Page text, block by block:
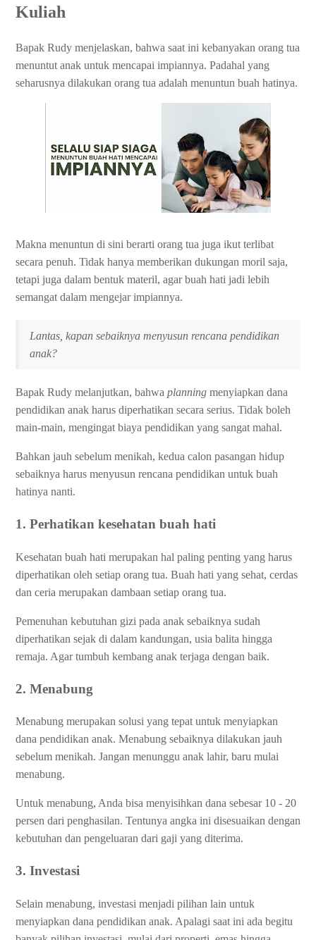
Kuliah
Bapak Rudy menjelaskan, bahwa saat ini kebanyakan orang tua
menuntut anak untuk mencapai impiannya. Padahal yang
seharusnya dilakukan orang tua adalah menuntun buah hatinya.
Makna menuntun di sini berarti orang tua juga ikut terlibat
secara penuh. Tidak hanya memberikan dukungan moril saja,
tetapi juga dalam bentuk materil, agar buah hati jadi lebih
semangat dalam mengejar impiannya.
Lantas, kapan sebaiknya menyusun rencana pendidikan
anak?
Bapak Rudy melanjutkan, bahwa planning menyiapkan dana
pendidikan anak harus diperhatikan secara serius. Tidak boleh
main-main, mengingat biaya pendidikan yang sangat mahal.
Bahkan jauh sebelum menikah, kedua calon pasangan hidup
sebaiknya harus menyusun rencana pendidikan untuk buah
hatinya nanti.
1. Perhatikan kesehatan buah hati
Kesehatan buah hati merupakan hal paling penting yang harus
diperhatikan oleh setiap orang tua. Buah hati yang sehat, cerdas
dan ceria merupakan dambaan setiap orang tua.
Pemenuhan kebutuhan gizi pada anak sebaiknya sudah
diperhatikan sejak di dalam kandungan, usia balita hingga
remaja. Agar tumbuh kembang anak terjaga dengan baik.
2. Menabung
Menabung merupakan solusi yang tepat untuk menyiapkan
dana pendidikan anak. Menabung sebaiknya dilakukan jauh
sebelum menikah. Jangan menunggu anak lahir, baru mulai
menabung.
Untuk menabung, Anda bisa menyisihkan dana sebesar 10 - 20
persen dari penghasilan. Tentunya angka ini disesuaikan dengan
kebutuhan dan pengeluaran dari gaji yang diterima.
3. Investasi
Selain menabung, investasi menjadi pilihan lain untuk
menyiapkan dana pendidikan anak. Apalagi saat ini ada begitu